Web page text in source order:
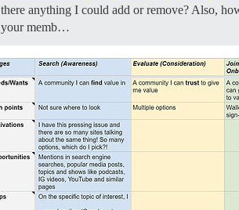
there anything I could add or remove? Also,
your memb…